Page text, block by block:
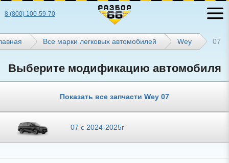
8 (800) 100-59-70
Все марки легковых автомобилей Wey 07
Выберите модификацию автомобиля
Показать все запчасти Wey 07
07 с 2024-2025г